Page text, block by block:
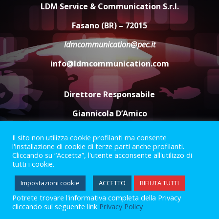
Comune di Fasano
6 Agosto 2026 14:16
Grazia Neglia, coordinatrice
cittadina di Fratelli d’Italia,
pronta a tornare in Consiglio
comunale
6 Agosto 2026 08:00
LDM Service & Communication S.r.l.
Fasano (BR) – 72015
ldmcommunication@pec.it
info@ldmcommunication.com
Direttore Responsabile
Giannicola D’Amico
Termini e Condizioni
Privacy Policy
Informazioni Legali
Facebook
Instagram
Youtube
2023 © Gofasano|Powered byCreativestudio
Il sito non utilizza cookie profilanti ma consente
l'installazione di cookie di terze parti anche profilanti.
Cliccando su “Accetta”, l'utente acconsente all'utilizzo di
tutti i cookie.
Impostazioni cookie ACCETTO RIFIUTA TUTTI
Potrete trovare l'informativa completa della Privacy
cliccando sul seguente link Privacy Policy